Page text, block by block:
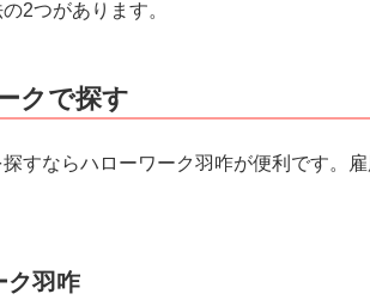
2つがあります。
クで探す
すならハローワーク羽咋が便利です。
ク羽咋